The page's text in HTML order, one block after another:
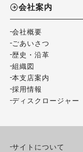
会社案内
会社概要
ごあいさつ
歴史・沿革
組織図
本支店案内
採用情報
ディスクロージャー
サイトについて